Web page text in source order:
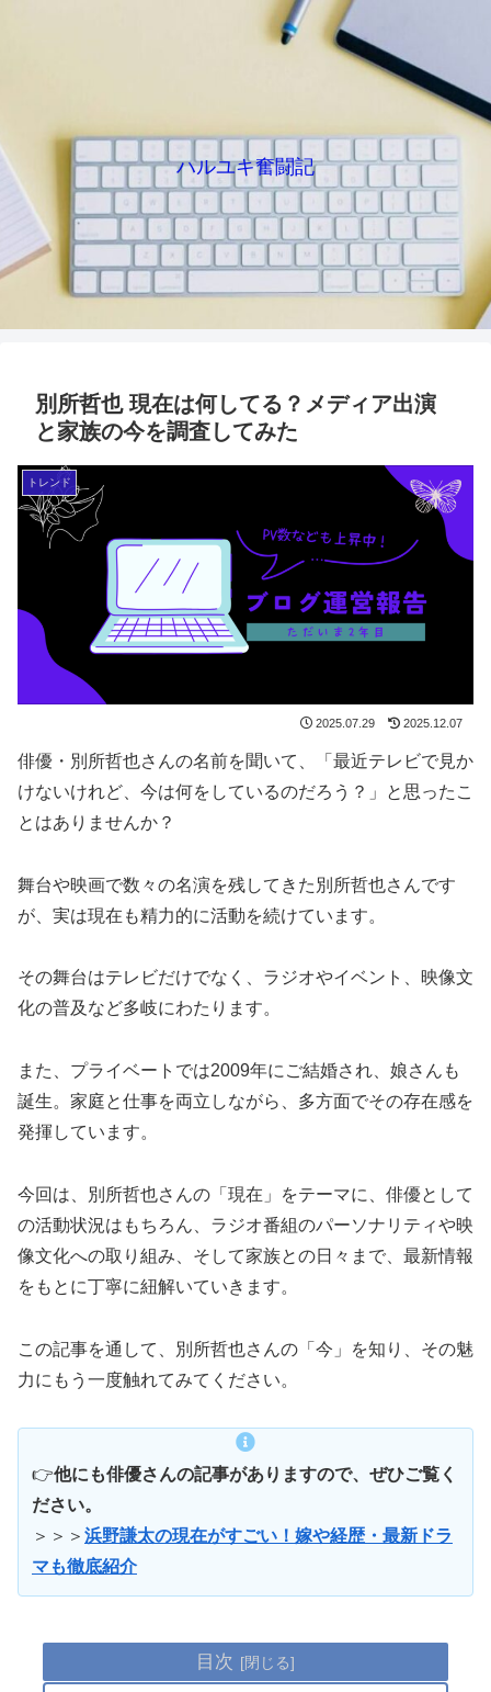
ハルユキ奮闘記
別所哲也 現在は何してる？メディア出演
と家族の今を調査してみた
トレンド
2025.07.29 2025.12.07
俳優・別所哲也さんの名前を聞いて、「最近テレビで見か
けないけれど、今は何をしているのだろう？」と思ったこ
とはありませんか？
舞台や映画で数々の名演を残してきた別所哲也さんです
が、実は現在も精力的に活動を続けています。
その舞台はテレビだけでなく、ラジオやイベント、映像文
化の普及など多岐にわたります。
また、プライベートでは2009年にご結婚され、娘さんも
誕生。家庭と仕事を両立しながら、多方面でその存在感を
発揮しています。
今回は、別所哲也さんの「現在」をテーマに、俳優として
の活動状況はもちろん、ラジオ番組のパーソナリティや映
像文化への取り組み、そして家族との日々まで、最新情報
をもとに丁寧に紐解いていきます。
この記事を通して、別所哲也さんの「今」を知り、その魅
力にもう一度触れてみてください。
👉他にも俳優さんの記事がありますので、ぜひご覧く
ださい。
＞＞＞ 浜野謙太の現在がすごい！嫁や経歴・最新ドラ
マも徹底紹介
目次